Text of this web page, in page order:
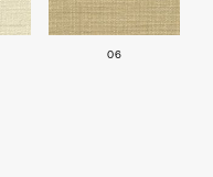
06